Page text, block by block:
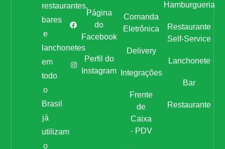
restaurantes,
bares
e
lanchonetes
em
todo
o
Brasil
já
utilizam
o
Página
do
Facebook
Perfil do
Instagram
Comanda
Eletrônica
Delivery
Integrações
Frente
de
Caixa
- PDV
Hamburgueria
Restaurante
Self-Service
Lanchonete
Bar
Restaurante